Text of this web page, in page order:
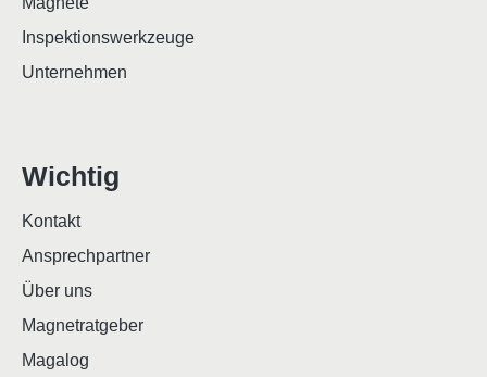
Inspektionswerkzeuge
Unternehmen
Wichtig
Kontakt
Ansprechpartner
Über uns
Magnetratgeber
Magalog